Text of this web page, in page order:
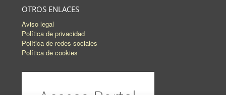
OTROS ENLACES
Aviso legal
Política de privacidad
Política de redes sociales
Política de cookies